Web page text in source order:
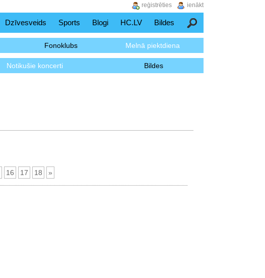
Dzīvesveids Sports Blogi HC.LV Bildes Meklēšana
Fonoklubs Melnā piektdiena
Notikušie koncerti Bildes
16 17 18 »
ienākt
reģistrēties